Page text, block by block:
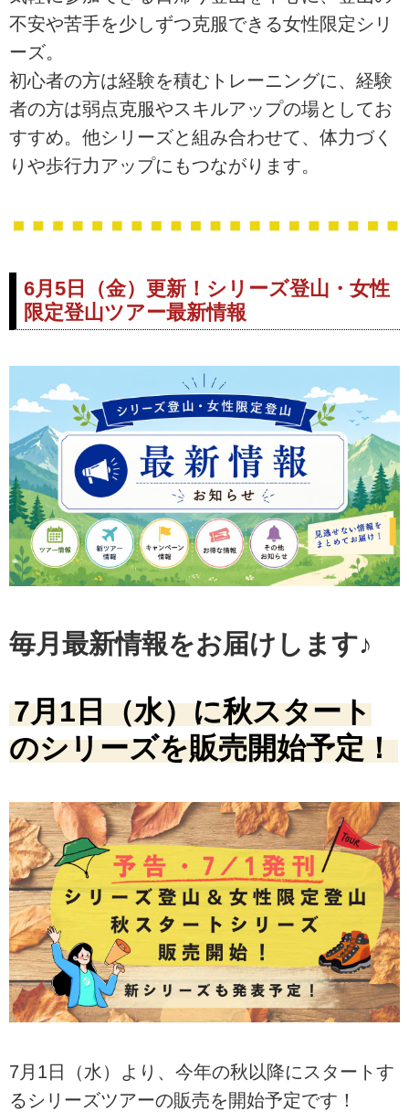
グ 富士山一合目～五合目』
【富士山駅集合】の紹介をして
ならクラブツーリズム。
不安や苦手を少しずつ克服できる女性限定シリ
ーズ。
初心者の方は経験を積むトレーニングに、経験
者の方は弱点克服やスキルアップの場としてお
すすめ。他シリーズと組み合わせて、体力づく
りや歩行力アップにもつながります。
6月5日（金）更新！シリーズ登山・女性
限定登山ツアー最新情報
毎月最新情報をお届けします♪
7月1日（水）に秋スタート
のシリーズを販売開始予定！
7月1日（水）より、今年の秋以降にスタートす
るシリーズツアーの販売を開始予定です！